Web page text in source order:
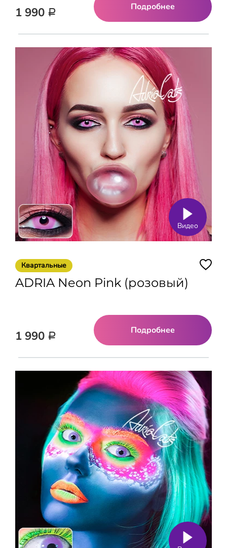
1 990 Р
Подробнее
Видео
Квартальные
ADRIA Neon Pink (розовый)
1 990 Р
Подробнее